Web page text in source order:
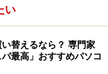
い
替えるなら？ 専門家
最高」おすすめパソコ